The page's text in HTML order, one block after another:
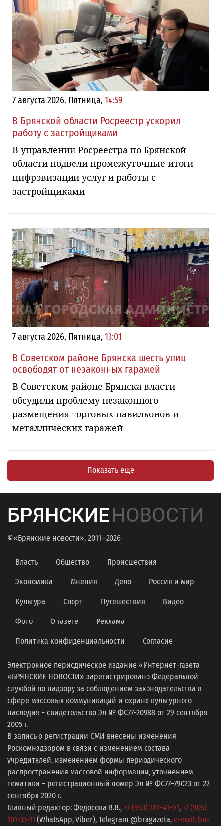
7 августа 2026, Пятница, 14:59
В Брянской области Росреестр ускорил
работу с застройщиками
В управлении Росреестра по Брянской
области подвели промежуточные итоги
цифровизации услуг и работы с
застройщиками
7 августа 2026, Пятница, 13:01
В Советском районе Брянска шесть улиц
освободят от незаконных гаражей
В Советском районе Брянска власти
обсудили проблему незаконного
размещения торговых павильонов и
металлических гаражей
Показать еще
БРЯНСКИЕНОВОСТИ
©«Брянские новости», 2011—2026
Власть Общество Происшествия
Экономика Мнения Дело Россия и мир
Культура Спорт Путешествия Видео
Фото О газете Реклама
Политика конфиденциальности Согласие
Электронное периодическое издание «Интернет-газета
«БРЯНСКИЕ НОВОСТИ» зарегистрировано Федеральной
службой по надзору за соблюдением законодательства в
сфере массовых коммуникаций и охране культурного
наследия − свидетельство Эл № ФС77-20988 от 29 сентября
2005 г.
В запись о регистрации СМИ внесены изменения
Роскомнадзором в связи с изменением состава
учредителей, изменением формы периодического
распространения массовой информации, уточнением
тематики − регистрационный номер Эл № ФС77−79023 от 22
сентября 2020 г.
Главный редактор: Федосова В.В., +7 (953) 281-41-91, +7 (905)
101-33-11 (WhatsApp, Viber), Telegram @bragazeta, e-mail: bn-